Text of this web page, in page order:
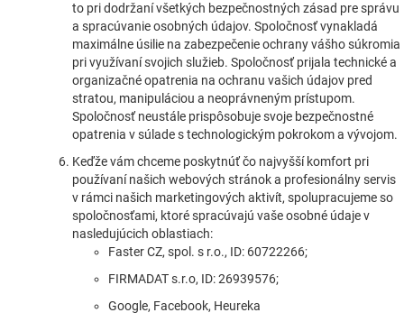
to pri dodržaní všetkých bezpečnostných zásad pre správu
a spracúvanie osobných údajov. Spoločnosť vynakladá
maximálne úsilie na zabezpečenie ochrany vášho súkromia
pri využívaní svojich služieb. Spoločnosť prijala technické a
organizačné opatrenia na ochranu vašich údajov pred
stratou, manipuláciou a neoprávneným prístupom.
Spoločnosť neustále prispôsobuje svoje bezpečnostné
opatrenia v súlade s technologickým pokrokom a vývojom.
Keďže vám chceme poskytnúť čo najvyšší komfort pri
používaní našich webových stránok a profesionálny servis
v rámci našich marketingových aktivít, spolupracujeme so
spoločnosťami, ktoré spracúvajú vaše osobné údaje v
nasledujúcich oblastiach:
Faster CZ, spol. s r.o., ID: 60722266;
FIRMADAT s.r.o, ID: 26939576;
Google, Facebook, Heureka